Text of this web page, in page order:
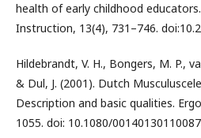
health of early childhood
Instruction, 13(4), 731–746.
Hildebrandt, V. H., Bongers, M. P.,
& Dul, J. (2001). Dutch
Description and basic qualities.
1055. doi: 10.1080/